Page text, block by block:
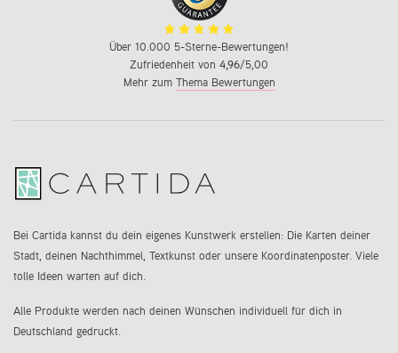
Über 10.000 5-Sterne-Bewertungen!
Zufriedenheit von 4,96/5,00
Mehr zum Thema Bewertungen
Bei Cartida kannst du dein eigenes Kunstwerk erstellen: Die Karten deiner
Stadt, deinen Nachthimmel, Textkunst oder unsere Koordinatenposter. Viele
tolle Ideen warten auf dich.
Alle Produkte werden nach deinen Wünschen individuell für dich in
Deutschland gedruckt.